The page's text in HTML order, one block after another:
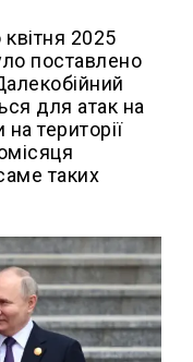
2025
поставлено
для атак на
на території
таких